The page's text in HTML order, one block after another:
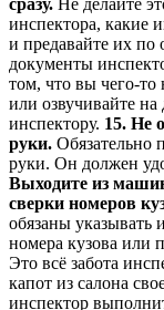
инспектора, какие
и предавайте их по
документы
том, что вы чего-то
или озвучивайте
инспектору. 15. Не
руки. Обязательно
руки. Он должен
Выходите из
сверки номеров
обязаны указывать
номера кузова или
Это всё забота
капот из салона
инспектор